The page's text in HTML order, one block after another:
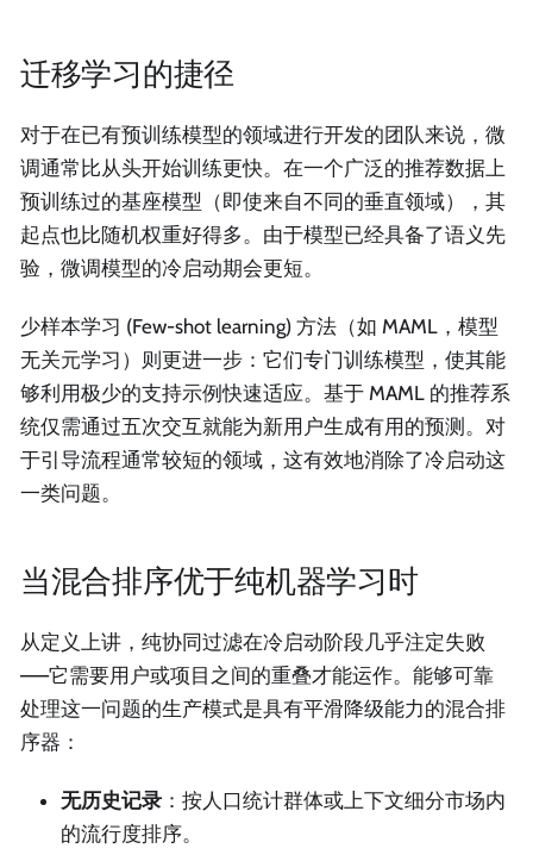
迁移学习的捷径
对于在已有预训练模型的领域进行开发的团队来说，微
调通常比从头开始训练更快。在一个广泛的推荐数据上
预训练过的基座模型（即使来自不同的垂直领域），其
起点也比随机权重好得多。由于模型已经具备了语义先
验，微调模型的冷启动期会更短。
少样本学习 (Few-shot learning) 方法（如 MAML，模型
无关元学习）则更进一步：它们专门训练模型，使其能
够利用极少的支持示例快速适应。基于 MAML 的推荐系
统仅需通过五次交互就能为新用户生成有用的预测。对
于引导流程通常较短的领域，这有效地消除了冷启动这
一类问题。
当混合排序优于纯机器学习时
从定义上讲，纯协同过滤在冷启动阶段几乎注定失败
——它需要用户或项目之间的重叠才能运作。能够可靠
处理这一问题的生产模式是具有平滑降级能力的混合排
序器：
无历史记录 ：按人口统计群体或上下文细分市场内
的流行度排序。